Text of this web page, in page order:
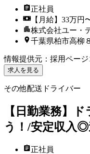
正社員
【月給】33万円
株式会社ユー・
千葉県柏市高柳
情報提供元 ： 採用ページ
求人を見る
その他配送ドライバー
【日勤業務】
う！/安定収入◎
正社員